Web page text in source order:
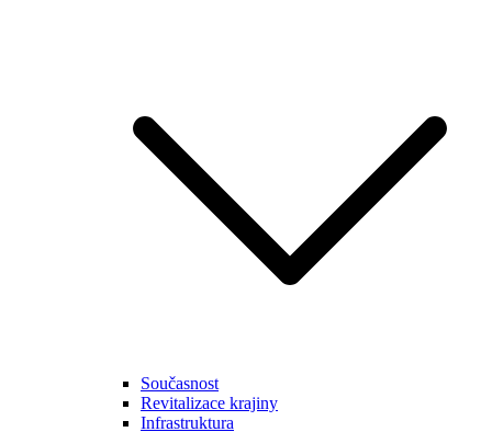
Současnost
Revitalizace krajiny
Infrastruktura